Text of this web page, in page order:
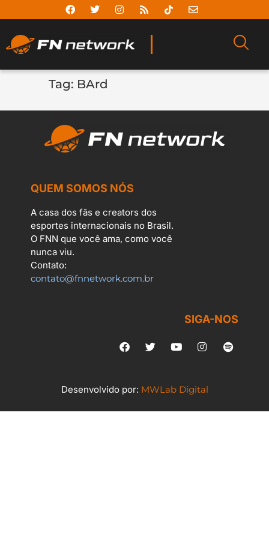
Tag: BArd
QUEM SOMOS NÓS
A casa dos fãs e creators dos
esportes internacionais no Brasil.
O FNN que você ama, como você
nunca viu.
Contato:
contato@fnnetwork.com.br
SIGA-NOS
Desenvolvido por: MWLab Digital